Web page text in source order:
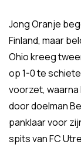
Jong Oranje
Finland, maar
Ohio kreeg
op 1-0 te
voorzet,
door doelman
panklaar voor
spits van FC